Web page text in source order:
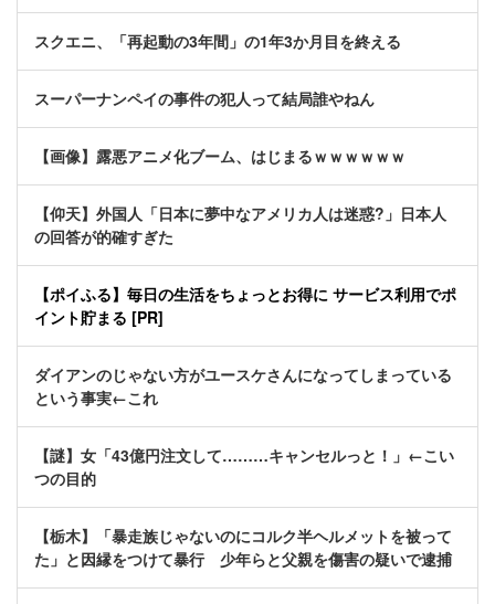
スクエニ、「再起動の3年間」の1年3か月目を終える
スーパーナンペイの事件の犯人って結局誰やねん
【画像】露悪アニメ化ブーム、はじまるｗｗｗｗｗｗ
【仰天】外国人「日本に夢中なアメリカ人は迷惑?」日本人
の回答が的確すぎた
【ポイふる】毎日の生活をちょっとお得に サービス利用でポ
イント貯まる [PR]
ダイアンのじゃない方がユースケさんになってしまっている
という事実←これ
【謎】女「43億円注文して………キャンセルっと！」←こい
つの目的
【栃木】「暴走族じゃないのにコルク半ヘルメットを被って
た」と因縁をつけて暴行 少年らと父親を傷害の疑いで逮捕